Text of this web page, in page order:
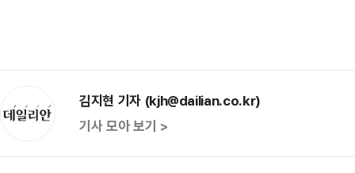
김지현 기자 (kjh@dailian.co.kr)
기사 모아 보기 >